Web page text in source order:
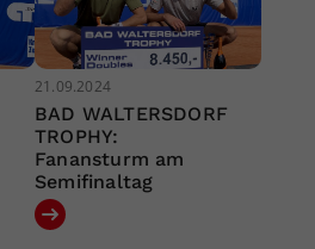
21.09.2024
BAD WALTERSDORF
TROPHY:
Fanansturm am
Semifinaltag